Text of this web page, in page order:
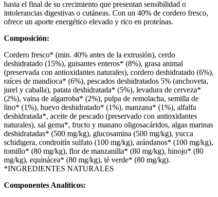
hasta el final de su crecimiento que presentan sensibilidad o
intolerancias digestivas o cutáneas. Con un 40% de cordero fresco,
ofrece un aporte energético elevado y rico en proteínas.
Composición:
Cordero fresco* (min. 40% antes de la extrusión), cerdo
deshidratado (15%), guisantes enteros* (8%), grasa animal
(preservada con antioxidantes naturales), cordero deshidratado (6%),
raíces de mandioca* (6%), pescados deshidratados 5% (anchoveta,
jurel y caballa), patata deshidratada* (5%), levadura de cerveza*
(2%), vaina de algarroba* (2%), pulpa de remolacha, semilla de
lino* (1%), huevo deshidratado* (1%), manzana* (1%), alfalfa
deshidratada*, aceite de pescado (preservado con antioxidantes
naturales), sal gema*, fructo y manano oligosacáridos, algas marinas
deshidratadas* (500 mg/kg), glucosamina (500 mg/kg), yucca
schidigera, condroitín sulfato (100 mg/kg), arándanos* (100 mg/kg),
tomillo* (80 mg/kg), flor de manzanilla* (80 mg/kg), hinojo* (80
mg/kg), equinácea* (80 mg/kg), té verde* (80 mg/kg).
*INGREDIENTES NATURALES
Componentes Analíticos: